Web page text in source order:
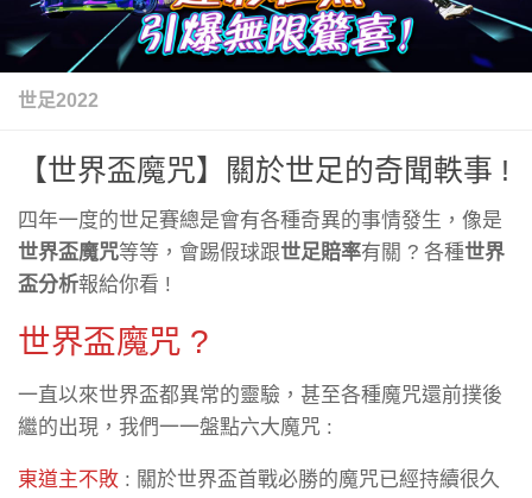
世足2022
【世界盃魔咒】關於世足的奇聞軼事 !
四年一度的世足賽總是會有各種奇異的事情發生，像是
世界盃魔咒等等，會踢假球跟世足賠率有關 ? 各種世界
盃分析報給你看 !
世界盃魔咒 ?
一直以來世界盃都異常的靈驗，甚至各種魔咒還前撲後
繼的出現，我們一一盤點六大魔咒 :
東道主不敗 : 關於世界盃首戰必勝的魔咒已經持續很久